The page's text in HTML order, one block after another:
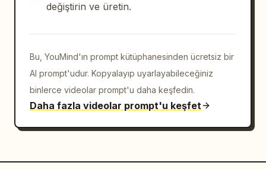
değiştirin ve üretin.
Bu, YouMind'ın prompt kütüphanesinden ücretsiz bir
AI prompt'udur. Kopyalayıp uyarlayabileceğiniz
binlerce videolar prompt'u daha keşfedin.
Daha fazla videolar prompt'u keşfet